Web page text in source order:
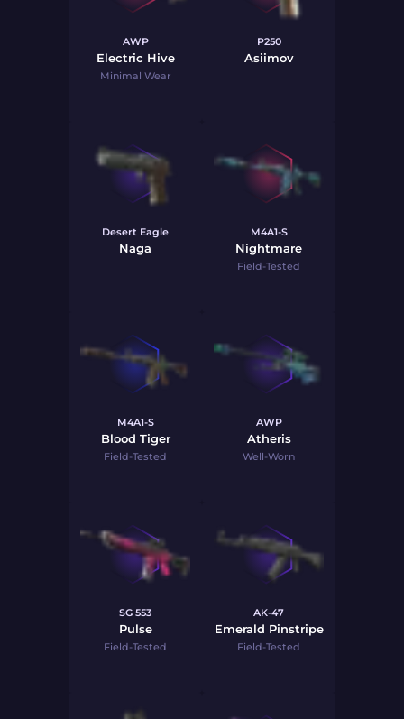
AWP
Electric Hive
Minimal Wear
P250
Asiimov
Desert Eagle
Naga
M4A1-S
Nightmare
Field-Tested
M4A1-S
Blood Tiger
Field-Tested
AWP
Atheris
Well-Worn
SG 553
Pulse
Field-Tested
AK-47
Emerald Pinstripe
Field-Tested